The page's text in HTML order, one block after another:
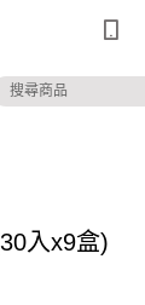
入x9盒)